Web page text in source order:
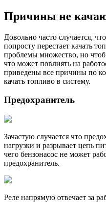
Причины не
Довольно часто случается,
попросту перестает качать
проблемы множество, но
что может повлиять на
приведены все причины по
качать топливо в систему.
Предохранитель
Зачастую случается что
нагрузки и разрывает цепь
чего бензонасос не может
предохранитель.
Реле напрямую отвечает за